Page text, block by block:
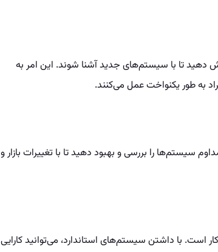
دهید تا با سیستم‌های جدید آشنا شوند. این امر به
به طور یکنواخت عمل می‌کنند.
سیستم‌ها را بررسی و بهبود دهید تا با تغییرات بازار و
با داشتن سیستم‌های استاندارد، می‌توانید کارایی